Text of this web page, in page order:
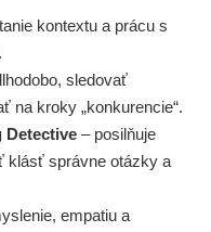
kontextu a prácu s
sledovať
na kroky „konkurencie“.
Detective – posilňuje
klásť správne otázky a
empatiu a